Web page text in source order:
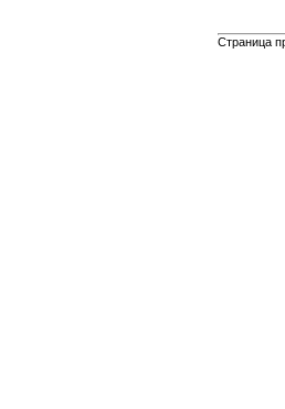
Страница